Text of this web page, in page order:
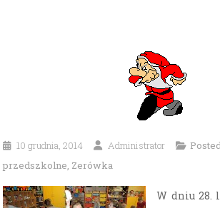
10 grudnia, 2014 Administrator
przedszkolne, Zerówka
W dniu 28.